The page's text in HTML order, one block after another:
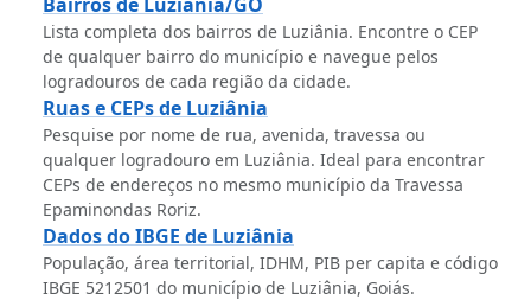
Lista completa dos bairros de Luziânia. Encontre o CEP
de qualquer bairro do município e navegue pelos
logradouros de cada região da cidade.
Ruas e CEPs de Luziânia
Pesquise por nome de rua, avenida, travessa ou
qualquer logradouro em Luziânia. Ideal para encontrar
CEPs de endereços no mesmo município da Travessa
Epaminondas Roriz.
Dados do IBGE de Luziânia
População, área territorial, IDHM, PIB per capita e código
IBGE 5212501 do município de Luziânia, Goiás.